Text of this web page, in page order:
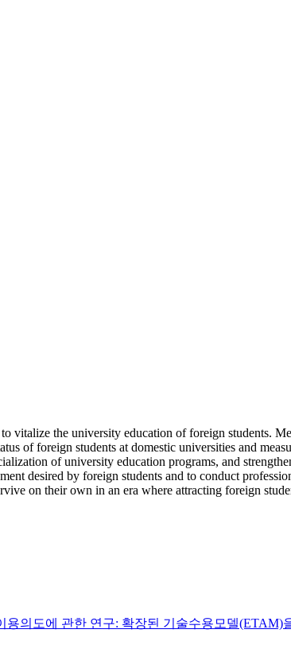
vitalize the university education of foreign students.
of foreign students at domestic universities and
of university education programs, and
desired by foreign students and to conduct
on their own in an era where attracting foreign
의도에 관한 연구: 확장된 기술수용모델(ETAM)